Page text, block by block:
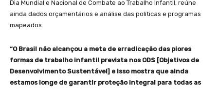
Dia Mundial e Nacional de Combate ao Trabalho Infantil, reúne
ainda dados orçamentários e análise das políticas e programas
mapeados.
“O Brasil não alcançou a meta de erradicação das piores
formas de trabalho infantil prevista nos ODS [Objetivos de
Desenvolvimento Sustentável] e isso mostra que ainda
estamos longe de garantir proteção integral para todas as